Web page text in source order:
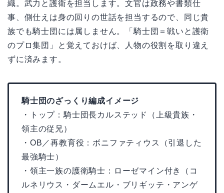
織。武力と護衛を担当します。文官は政務や書類仕
事、側仕えは身の回りの世話を担当するので、同じ貴
族でも騎士団には属しません。「騎士団＝戦いと護衛
のプロ集団」と覚えておけば、人物の役割を取り違え
ずに済みます。
騎士団のざっくり編成イメージ
・トップ：騎士団長カルステッド（上級貴族・
領主の従兄）
・OB／再教育役：ボニファティウス（引退した
最強騎士）
・領主一族の護衛騎士：ローゼマイン付き（コ
ルネリウス・ダームエル・ブリギッテ・アンゲ